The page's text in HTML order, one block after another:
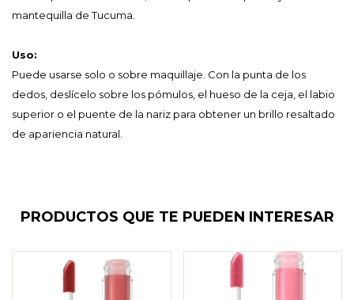
mantequilla de Tucuma.
Uso:
Puede usarse solo o sobre maquillaje. Con la punta de los
dedos, deslícelo sobre los pómulos, el hueso de la ceja, el labio
superior o el puente de la nariz para obtener un brillo resaltado
de apariencia natural.
PRODUCTOS QUE TE PUEDEN INTERESAR